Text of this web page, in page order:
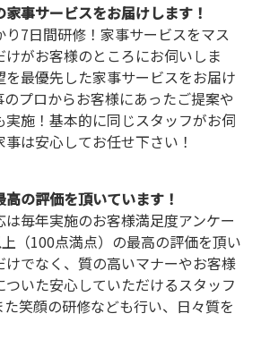
事サービスをお届けします！
り7日間研修！家事サービスをマス
がお客様のところにお伺いしま
最優先した家事サービスをお届け
のプロからお客様にあったご提案や
施！基本的に同じスタッフがお伺
は安心してお任せ下さい！
の評価を頂いています！
毎年実施のお客様満足度アンケー
（100点満点）の最高の評価を頂い
けでなく、質の高いマナーやお客様
いた安心していただけるスタッフ
笑顔の研修なども行い、日々質を